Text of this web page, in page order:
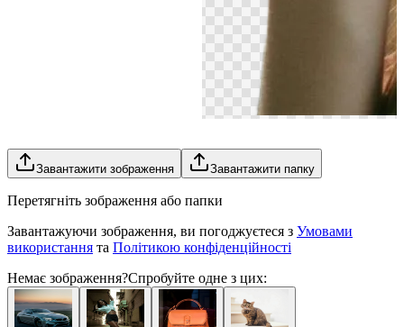
Завантажити зображення Завантажити папку
Перетягніть зображення або папки
Завантажуючи зображення, ви погоджуєтеся з Умовами
використання та Політикою конфіденційності
Немає зображення?Спробуйте одне з цих: